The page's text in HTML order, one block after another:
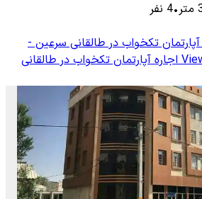
متر•
4 نفر
آپارتمان تکخواب در طالقانی سرعین -
اجاره آپارتمان تکخواب در طالقانی